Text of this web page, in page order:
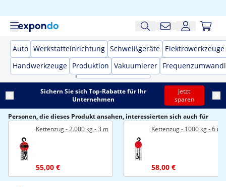
Auto Werkstatteinrichtung Schweißgeräte Elektrowerkzeuge
Handwerkzeuge Produktion Vakuumierer
Sichern Sie sich Top-Rabatte für Ihr
Unternehmen
Jetzt
sparen
Personen, die dieses Produkt ansahen, interessierten sich auch für
Kettenzug - 2.000 kg - 3 m
55,00 €
Kettenzug - 1000 kg - 6 m
58,00 €